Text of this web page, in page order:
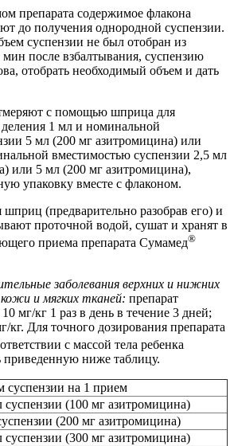
препарата содержимое флакона
до получения однородной суспензии.
суспензии не был отобран из
мин после взбалтывания, суспензию
отобрать необходимый объем и дать
с помощью шприца для
1 мл и номинальной
5 мл (200 мг азитромицина) или
вместимостью суспензии 2,5 мл
или 5 мл (200 мг азитромицина),
упаковку вместе с флаконом.
(предварительно разобрав его) и
проточной водой, сушат и хранят в
приема препарата Сумамед®
заболевания верхних и нижних
и мягких тканей: препарат
мг/кг 1 раз в день в течение 3 дней;
кг. Для точного дозирования препарата
с массой тела ребенка
приведенную ниже таблицу.
суспензии на 1 прием
суспензии (100 мг азитромицина)
(200 мг азитромицина)
суспензии (300 мг азитромицина)